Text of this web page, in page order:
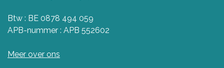
Btw : BE 0878 494 059
APB-nummer : APB 552602
Meer over ons